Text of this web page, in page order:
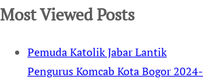
Most Viewed Posts
Pemuda Katolik Jabar Lantik
Pengurus Komcab Kota Bogor 2024-